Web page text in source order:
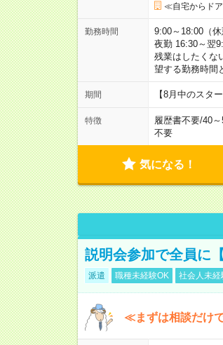
≪自宅からド
勤務時間
9:00～18:00（
夜勤 16:30～翌
残業はしたくな
望する勤務時間
期間 【8月中のスタ
特徴 履歴書不要/40
不要
気になる！
説明会参加で全員に
派遣 職種未経験OK 社会人未経
≪まずは相談だけ